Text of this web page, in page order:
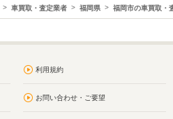
車買取・査定業者 福岡県 福岡市の車買取・
利用規約
お問い合わせ・ご要望